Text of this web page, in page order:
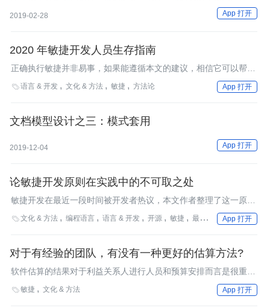
2019-02-28 App 打开
2020 年敏捷开发人员生存指南
正确执行敏捷并非易事，如果能遵循本文的建议，相信它可以帮助
你更容易地做到。
语言 & 开发 文化 & 方法 敏捷 方法论 App 打开
文档模型设计之三：模式套用
2019-12-04 App 打开
论敏捷开发原则在实践中的不可取之处
敏捷开发在最近一段时间被开发者热议，本文作者整理了这一原则
在实践中的不当操作，希望对开发者有所帮助。
文化 & 方法 编程语言 语言 & 开发 开源 敏捷 最佳实践 方法论
App 打开
对于有经验的团队，有没有一种更好的估算方法?
软件估算的结果对于利益关系人进行人员和预算安排而言是很重要
的。敏捷中，流行最广泛的估算技术就是基于共识的计划扑克。这
种估算方式是不是太花时间了？对于有经验的团队，是不是有别的
敏捷 文化 & 方法 App 打开